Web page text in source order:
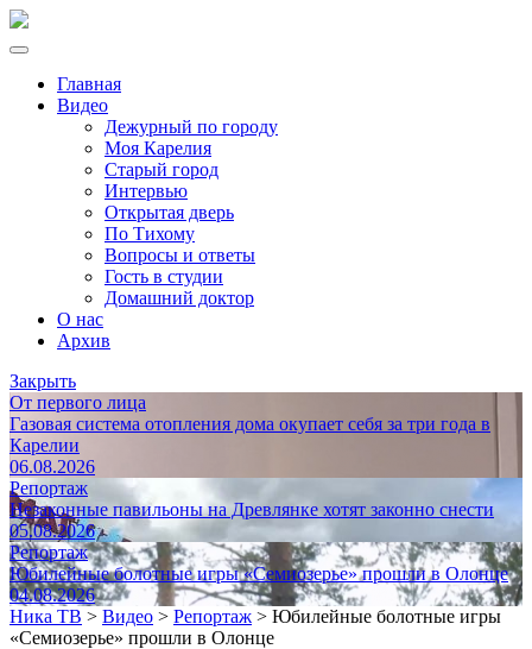
Главная
Видео
Дежурный по городу
Моя Карелия
Старый город
Интервью
Открытая дверь
По Тихому
Вопросы и ответы
Гость в студии
Домашний доктор
О нас
Архив
Закрыть
От первого лица
Газовая система отопления дома окупает себя за три года в
Карелии
06.08.2026
Репортаж
Незаконные павильоны на Древлянке хотят законно снести
05.08.2026
Репортаж
Юбилейные болотные игры «Семиозерье» прошли в Олонце
04.08.2026
Ника ТВ > Видео > Репортаж > Юбилейные болотные игры
«Семиозерье» прошли в Олонце